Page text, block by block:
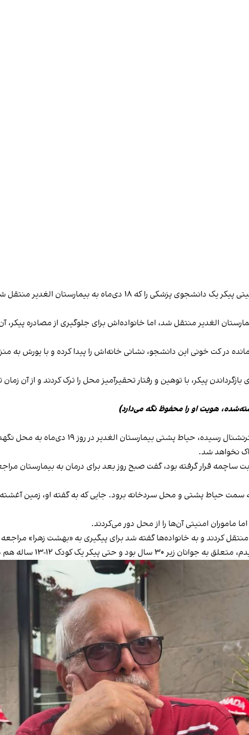
بر اساس اطلاعات رسیده به ایران‌اینترنشنال، ماموران امنیتی پیکر یک دانشجوی
الغدیر منتقل شد، اما خانواده‌اش برای جلوگیری از مصادره پیکر،
در کت خونی این دانشجو، نشانی خانه‌اش را پیدا کرده و با یورش به
پیکر، با توهین و رفتار تحقیرآمیز محل را ترک کردند و از آن
هویت او را محفوظ نگه می‌دارد)
بر اساس روایت شاهدی که ویدیو و اطلاعات او به
نخواهد شد.
اعتراضات ۱۸ دی‌ماه هدف اصابت ساچمه قرار گرفته بود، گفت صبح روز بعد برای درمان به
حیاط پشتی و محل سردخانه برود. جایی که به گفته او، زمین آغشته
ماموران امنیتی آن‌ها را از محل دور می‌کردند.
کردند و به خانواده‌ها گفته شد برای پیگیری به «بهشت زهرا»
۱۲-۱۳ ساله هم در میان آنان وجود داشت.»